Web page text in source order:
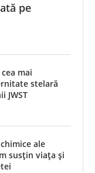
pe
mai
stelară
JWST
ale
susțin viața și